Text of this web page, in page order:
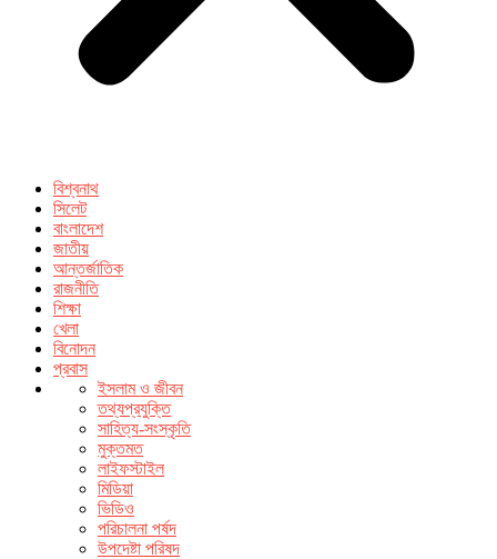
বিশ্বনাথ
সিলেট
বাংলাদেশ
জাতীয়
আন্তর্জাতিক
রাজনীতি
শিক্ষা
খেলা
বিনোদন
প্রবাস
ইসলাম ও জীবন
তথ্যপ্রযুক্তি
সাহিত্য-সংস্কৃতি
মুক্তমত
লাইফস্টাইল
মিডিয়া
ভিডিও
পরিচালনা পর্ষদ
উপদেষ্টা পরিষদ